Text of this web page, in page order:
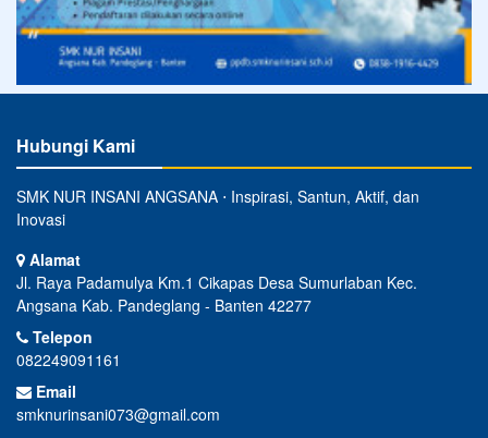
Hubungi Kami
SMK NUR INSANI ANGSANA ⋅ Inspirasi, Santun, Aktif, dan
Inovasi
Alamat
Jl. Raya Padamulya Km.1 Cikapas Desa Sumurlaban Kec.
Angsana Kab. Pandeglang - Banten 42277
Telepon
082249091161
Email
smknurinsani073@gmail.com